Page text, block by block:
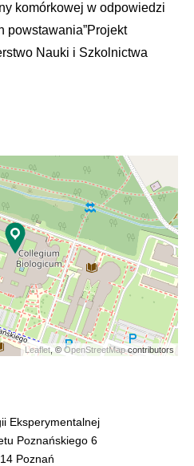
komórkowej w odpowiedzi
powstawania”Projekt
Nauki i Szkolnictwa
Leaflet, ©OpenStreetMapcontributors
Eksperymentalnej
Poznańskiego 6
Poznań